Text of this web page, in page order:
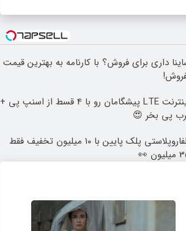
داری برای فروش؟ با کارنامه به بهترین قیمت
اینترنت LTE پیشگامان رو با 4 قسط از اسنپ پی +
پی بخر 😍
بلفاروپلاستی پلک پایین با ۱۰ میلیون تخفیف فقط
👀